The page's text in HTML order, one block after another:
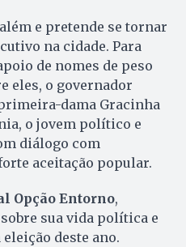
e pretende se tornar
na cidade. Para
de nomes de peso
eles, o governador
dama Gracinha
o jovem político e
diálogo com
aceitação popular.
Opção Entorno,
sua vida política e
deste ano.